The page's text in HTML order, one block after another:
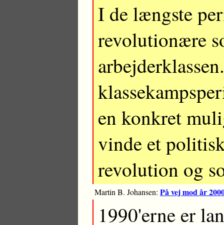
I de længste
revolutionære
en konkret
vinde et
revolution og
Martin B. Johansen: På vej mod år
1990'erne er